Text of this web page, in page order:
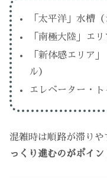
「太平洋」水槽
「南極大陸」エ
「新体感エリア
ル）
エレベーター・
混雑時は順路が滞りや
っくり進むのがポイン